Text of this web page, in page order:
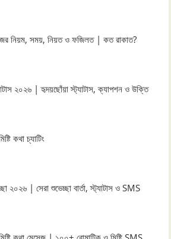
নিয়ম, সময়, নিয়ত ও ফজিলত | কত রাকাত?
২০২৬ | হৃদয়ছোঁয়া স্ট্যাটাস, ক্যাপশন ও উক্তি
কথা চ্যাটিং
২০২৬ | সেরা শুভেচ্ছা বার্তা, স্ট্যাটাস ও SMS